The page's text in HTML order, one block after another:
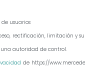
usuarios
rectificación, limitación y
autoridad de control.
de https://